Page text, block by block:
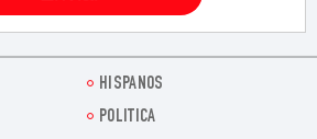
HISPANOS
POLITICA